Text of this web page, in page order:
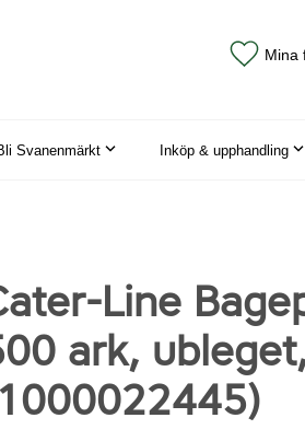
Mina
Svanenmärkt Inköp & upphandling
Line
ark,